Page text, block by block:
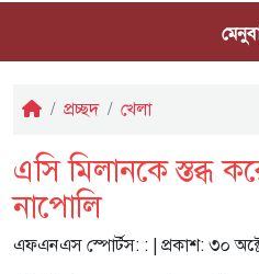
প্রচ্ছদ খেলা
এসি মিলানকে স্তব্ধ
নাপোলি
এফএনএস স্পোর্টস: : | প্রকাশ: ৩০